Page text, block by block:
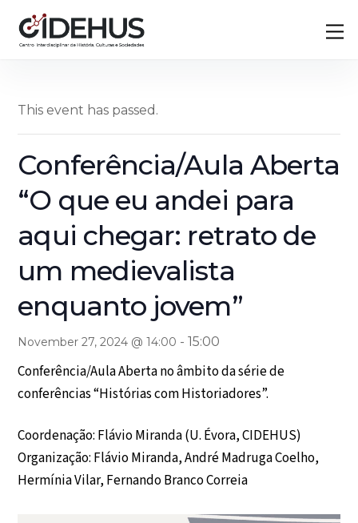
content
This event has passed.
Conferência/Aula Aberta
“O que eu andei para
aqui chegar: retrato de
um medievalista
enquanto jovem”
November 27, 2024 @ 14:00 -15:00
Conferência/Aula Aberta no âmbito da série de
conferências “Histórias com Historiadores”.
Coordenação: Flávio Miranda (U. Évora, CIDEHUS)
Organização: Flávio Miranda, André Madruga Coelho,
Hermínia Vilar, Fernando Branco Correia